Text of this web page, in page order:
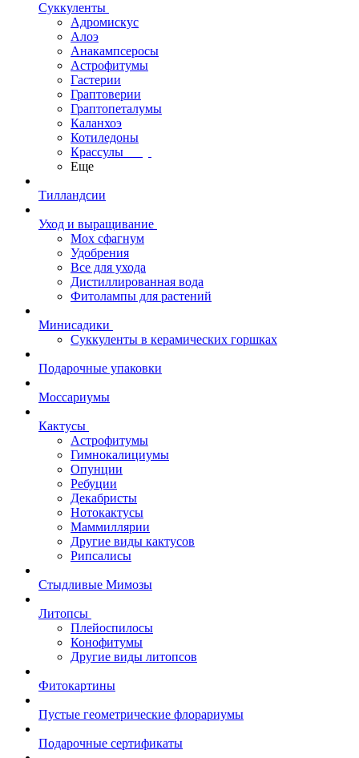
Суккуленты
Адромискус
Алоэ
Анакампсеросы
Астрофитумы
Гастерии
Граптоверии
Граптопеталумы
Каланхоэ
Котиледоны
Крассулы
Еще
Тилландсии
Уход и выращивание
Мох сфагнум
Удобрения
Все для ухода
Дистиллированная вода
Фитолампы для растений
Минисадики
Суккуленты в керамических горшках
Подарочные упаковки
Моссариумы
Кактусы
Астрофитумы
Гимнокалициумы
Опунции
Ребуции
Декабристы
Нотокактусы
Маммиллярии
Другие виды кактусов
Рипсалисы
Стыдливые Мимозы
Литопсы
Плейоспилосы
Конофитумы
Другие виды литопсов
Фитокартины
Пустые геометрические флорариумы
Подарочные сертификаты